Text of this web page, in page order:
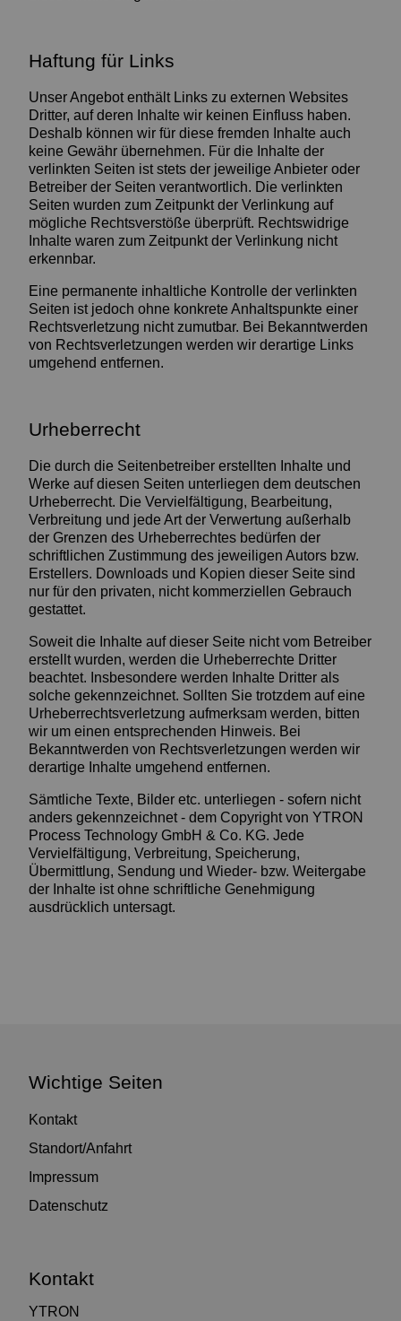
Haftung für Links
Unser Angebot enthält Links zu externen Websites
Dritter, auf deren Inhalte wir keinen Einfluss haben.
Deshalb können wir für diese fremden Inhalte auch
keine Gewähr übernehmen. Für die Inhalte der
verlinkten Seiten ist stets der jeweilige Anbieter oder
Betreiber der Seiten verantwortlich. Die verlinkten
Seiten wurden zum Zeitpunkt der Verlinkung auf
mögliche Rechtsverstöße überprüft. Rechtswidrige
Inhalte waren zum Zeitpunkt der Verlinkung nicht
erkennbar.
Eine permanente inhaltliche Kontrolle der verlinkten
Seiten ist jedoch ohne konkrete Anhaltspunkte einer
Rechtsverletzung nicht zumutbar. Bei Bekanntwerden
von Rechtsverletzungen werden wir derartige Links
umgehend entfernen.
Urheberrecht
Die durch die Seitenbetreiber erstellten Inhalte und
Werke auf diesen Seiten unterliegen dem deutschen
Urheberrecht. Die Vervielfältigung, Bearbeitung,
Verbreitung und jede Art der Verwertung außerhalb
der Grenzen des Urheberrechtes bedürfen der
schriftlichen Zustimmung des jeweiligen Autors bzw.
Erstellers. Downloads und Kopien dieser Seite sind
nur für den privaten, nicht kommerziellen Gebrauch
gestattet.
Soweit die Inhalte auf dieser Seite nicht vom Betreiber
erstellt wurden, werden die Urheberrechte Dritter
beachtet. Insbesondere werden Inhalte Dritter als
solche gekennzeichnet. Sollten Sie trotzdem auf eine
Urheberrechtsverletzung aufmerksam werden, bitten
wir um einen entsprechenden Hinweis. Bei
Bekanntwerden von Rechtsverletzungen werden wir
derartige Inhalte umgehend entfernen.
Sämtliche Texte, Bilder etc. unterliegen - sofern nicht
anders gekennzeichnet - dem Copyright von YTRON
Process Technology GmbH & Co. KG. Jede
Vervielfältigung, Verbreitung, Speicherung,
Übermittlung, Sendung und Wieder- bzw. Weitergabe
der Inhalte ist ohne schriftliche Genehmigung
ausdrücklich untersagt.
Wichtige Seiten
Kontakt
Standort/Anfahrt
Impressum
Datenschutz
Kontakt
YTRON